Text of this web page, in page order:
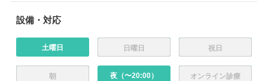
設備・対応
土曜日 日曜日 祝日
朝 夜（〜20:00） オンライン診療